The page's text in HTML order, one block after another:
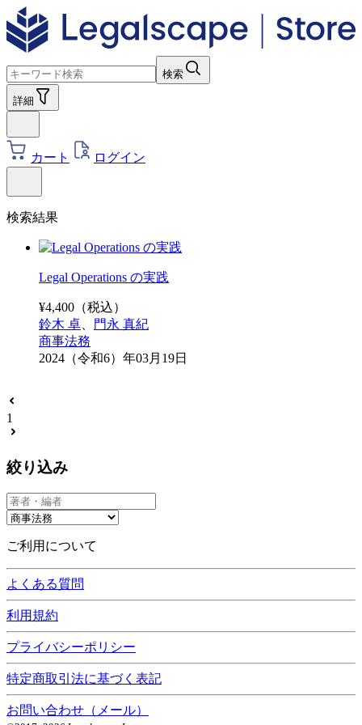
検索
詳細
カート ログイン
検索結果
Legal Operations の実践
¥4,400 （税込）
鈴木 卓
門永 真紀
商事法務
2024（令和6）年03月19日
1
絞り込み
ご利用について
よくある質問
利用規約
プライバシーポリシー
特定商取引法に基づく表記
お問い合わせ（メール）